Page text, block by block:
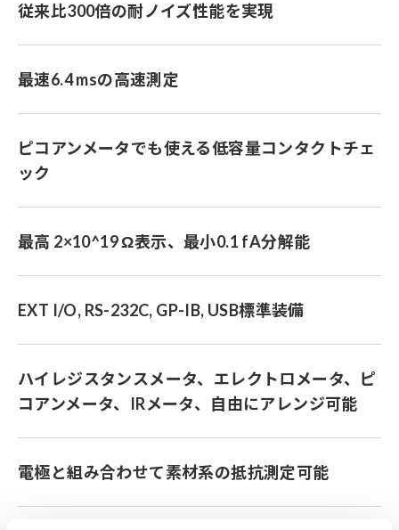
従来比300倍の耐ノイズ性能を実現
最速6.4 msの高速測定
ピコアンメータでも使える低容量コンタクトチェ
ック
最高 2×10^19 Ω表示、最小0.1 fA分解能
EXT I/O, RS-232C, GP-IB, USB標準装備
ハイレジスタンスメータ、エレクトロメータ、ピ
コアンメータ、IRメータ、自由にアレンジ可能
電極と組み合わせて素材系の抵抗測定可能